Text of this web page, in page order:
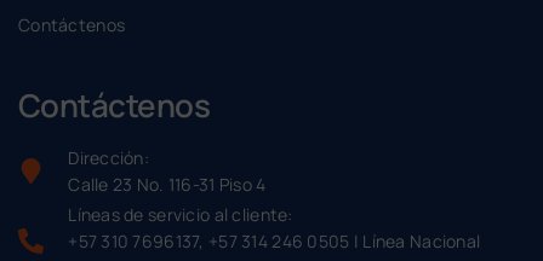
Contáctenos
Contáctenos
Dirección:
Calle 23 No. 116-31 Piso 4
Líneas de servicio al cliente:
+57 310 7696137, +57 314 246 0505 | Línea Nacional